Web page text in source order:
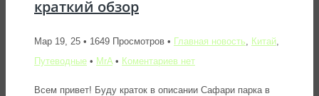
краткий обзор
Мар 19, 25 • 1649 Просмотров • Главная новость Китай
Путеводные • MrA • Коментариев нет
Всем привет! Буду краток в описании Сафари парка в